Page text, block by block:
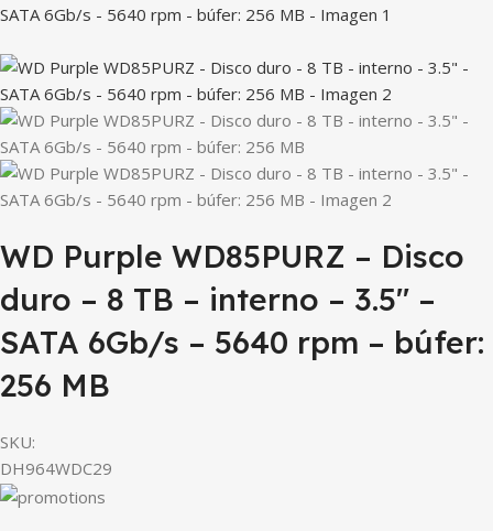
WD Purple WD85PURZ – Disco
duro – 8 TB – interno – 3.5″ –
SATA 6Gb/s – 5640 rpm – búfer:
256 MB
SKU:
DH964WDC29